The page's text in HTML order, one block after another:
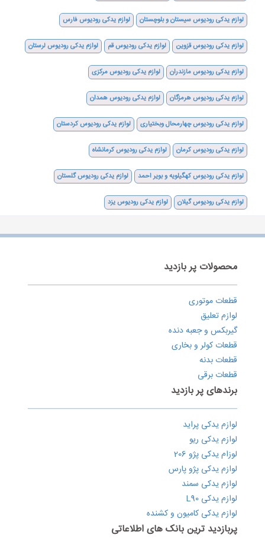
لوازم یدکی رودیوس سیستان و بلوچستان لوازم یدکی رودیوس فارس
لوازم یدکی رودیوس قزوین لوازم یدکی رودیوس قم لوازم یدکی رودیوس لرستان
لوازم یدکی رودیوس مازندران لوازم یدکی رودیوس مرکزی
لوازم یدکی رودیوس هرمزگان لوازم یدکی رودیوس همدان
لوازم یدکی رودیوس چهارمحال وبختیاری لوازم یدکی رودیوس کردستان
لوازم یدکی رودیوس کرمان لوازم یدکی رودیوس کرمانشاه
لوازم یدکی رودیوس کهگیلویه و بویر احمد لوازم یدکی رودیوس گلستان
لوازم یدکی رودیوس گیلان لوازم یدکی رودیوس یزد
محصولات پر بازدید
قطعات موتوری
لوازم تعلیق
گیربکس و جعبه دنده
قطعات کولر و بخاری
قطعات بدنه
قطعات برقی
برندهای پر بازدید
لوازم یدکی پراید
لوازم یدکی ریو
لوزام یدکی پژو 206
لوازم یدکی پژو پارس
لوازم یدکی سمند
لوازم یدکی L90
لوازم یدکی کامیون و کشنده
پربازدید ترین بانک های اطلاعاتی